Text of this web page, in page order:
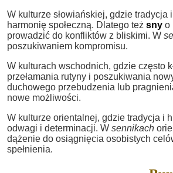
W kulturze słowiańskiej, gdzie
harmonię społeczną. Dlatego też sny o
prowadzić do konfliktów z bliskimi. W
poszukiwaniem kompromisu.
W kulturach wschodnich, gdzie często
przełamania rutyny i poszukiwania
duchowego przebudzenia lub
nowe możliwości.
W kulturze orientalnej, gdzie tradycja i
odwagi i determinacji. W sennikach
dążenie do osiągnięcia osobistych
spełnienia.